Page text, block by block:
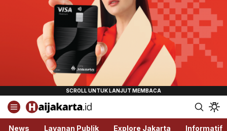
Haijakarta.id
Semua Tentang Jakarta Ada Disini!
News Layanan Publik Explore Jakarta Informatif